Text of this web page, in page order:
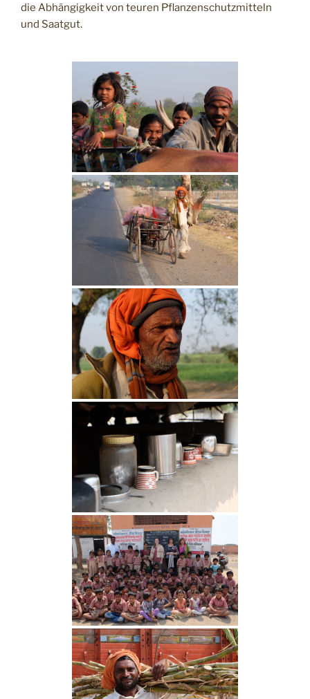
die Abhängigkeit von teuren Pflanzenschutzmitteln
und Saatgut.